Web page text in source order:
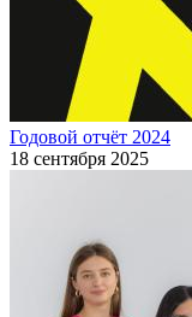
Годовой отчёт 2024
18 сентября 2025